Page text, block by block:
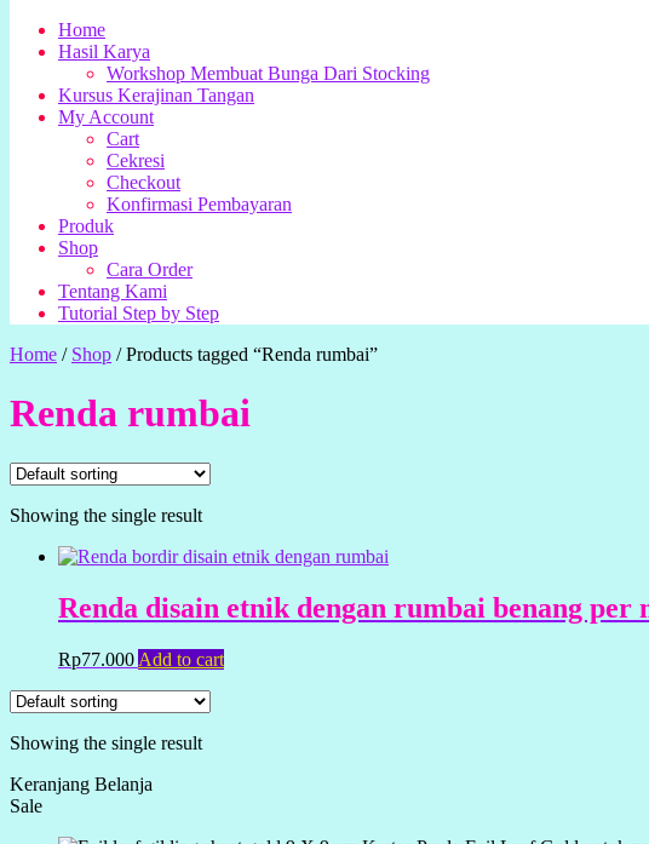
Home
Hasil Karya
Workshop Membuat Bunga Dari Stocking
Kursus Kerajinan Tangan
My Account
Cart
Cekresi
Checkout
Konfirmasi Pembayaran
Produk
Shop
Cara Order
Tentang Kami
Tutorial Step by Step
Home / Shop /Products tagged “Renda rumbai”
Renda rumbai
Showing the single result
Renda disain etnik dengan rumbai benang per
Rp77.000 Add to cart
Showing the single result
Keranjang Belanja
Sale